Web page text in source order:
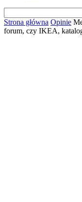
Strona główna Opinie
forum, czy IKEA,